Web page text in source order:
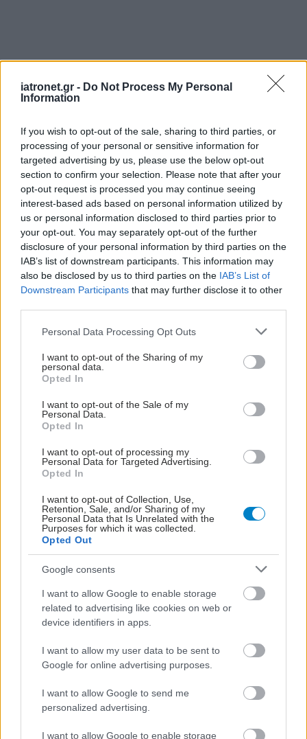
iatronet.gr - Do Not Process My Personal
Information
If you wish to opt-out of the sale, sharing to third parties, or
processing of your personal or sensitive information for
targeted advertising by us, please use the below opt-out
section to confirm your selection. Please note that after your
opt-out request is processed you may continue seeing
interest-based ads based on personal information utilized by
us or personal information disclosed to third parties prior to
your opt-out. You may separately opt-out of the further
disclosure of your personal information by third parties on the
IAB’s list of downstream participants. This information may
also be disclosed by us to third parties on the IAB’s List of
Downstream Participants that may further disclose it to other
Please note that this website/app uses one or more Google
not limited to your visit or usage behaviour. You may click to
grant or deny consent to Google and its third-party tags to
use your data for below specified purposes in below Google
consent section.
Personal Data Processing Opt Outs
I want to opt-out of the Sharing of my
personal data.
Opted In
I want to opt-out of the Sale of my
Personal Data.
Opted In
I want to opt-out of processing my
Personal Data for Targeted Advertising.
Opted In
I want to opt-out of Collection, Use,
Retention, Sale, and/or Sharing of my
Personal Data that Is Unrelated with the
Purposes for which it was collected.
Opted Out
Google consents
I want to allow Google to enable storage
related to advertising like cookies on web or
device identifiers in apps.
I want to allow my user data to be sent to
Google for online advertising purposes.
I want to allow Google to send me
personalized advertising.
I want to allow Google to enable storage
Loading...
Προσθήκη Σχολίου
ΣΗΜΕΡΑ ΣΤΟ IATRONET.GR